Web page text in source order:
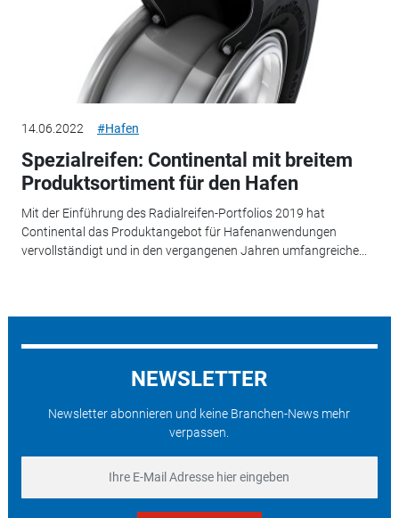
14.06.2022 #Hafen
Spezialreifen: Continental mit breitem
Produktsortiment für den Hafen
Mit der Einführung des Radialreifen-Portfolios 2019 hat
Continental das Produktangebot für Hafenanwendungen
vervollständigt und in den vergangenen Jahren umfangreiche...
NEWSLETTER
Newsletter abonnieren und keine Branchen-News mehr
verpassen.